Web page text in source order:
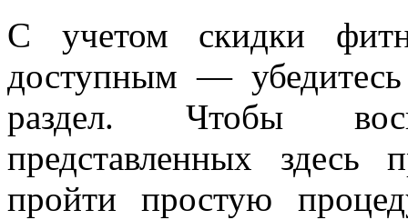
С учетом скидки
доступным —
раздел. Чтобы
представленных здесь
пройти простую